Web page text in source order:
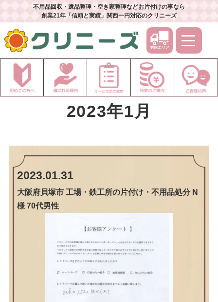
不用品回収・遺品整理・空き家整理などお片付けの事なら
創業21年「信頼と実績」関西一円対応のクリニーズ
2023年1月
2023.01.31
大阪府貝塚市 工場・鉄工所の片付け・不用品処分 N
様 70代男性